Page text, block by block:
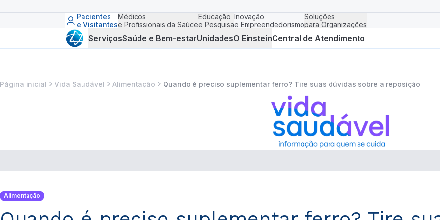
Pacientes
e Visitantes
Médicos
e Profissionais da Saúde
Educação
e Pesquisa
Inovação
e Empreendedorismo
Soluções
para Organizações
ServiçosSaúde e Bem-estarUnidadesO EinsteinCentral de Atendimento
Página inicial Vida Saudável Alimentação Quando é preciso suplementar ferro? Tire suas dúvidas sobre a reposição
Alimentação